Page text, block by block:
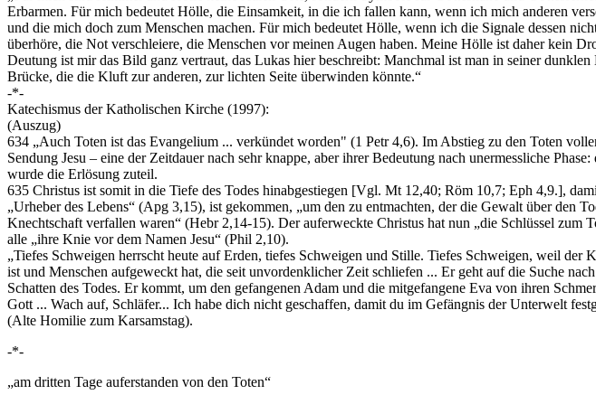
Erbarmen. Für mich bedeutet Hölle, die Einsamkeit, in die ich fallen kann, wenn ich mich anderen
und die mich doch zum Menschen machen. Für mich bedeutet Hölle, wenn ich die Signale dessen
überhöre, die Not verschleiere, die Menschen vor meinen Augen haben. Meine Hölle ist daher kein
Deutung ist mir das Bild ganz vertraut, das Lukas hier beschreibt: Manchmal ist man in seiner
Brücke, die die Kluft zur anderen, zur lichten Seite überwinden könnte.“
-*-
Katechismus der Katholischen Kirche (1997):
(Auszug)
634 „Auch Toten ist das Evangelium ... verkündet worden" (1 Petr 4,6). Im Abstieg zu den Toten
Sendung Jesu – eine der Zeitdauer nach sehr knappe, aber ihrer Bedeutung nach unermessliche
wurde die Erlösung zuteil.
635 Christus ist somit in die Tiefe des Todes hinabgestiegen [Vgl. Mt 12,40; Röm 10,7; Eph 4,9.],
„Urheber des Lebens“ (Apg 3,15), ist gekommen, „um den zu entmachten, der die Gewalt über
Knechtschaft verfallen waren“ (Hebr 2,14-15). Der auferweckte Christus hat nun „die Schlüssel
alle „ihre Knie vor dem Namen Jesu“ (Phil 2,10).
„Tiefes Schweigen herrscht heute auf Erden, tiefes Schweigen und Stille. Tiefes Schweigen, weil
ist und Menschen aufgeweckt hat, die seit unvordenklicher Zeit schliefen ... Er geht auf die Suche
Schatten des Todes. Er kommt, um den gefangenen Adam und die mitgefangene Eva von ihren
Gott ... Wach auf, Schläfer... Ich habe dich nicht geschaffen, damit du im Gefängnis der Unterwelt
(Alte Homilie zum Karsamstag).
-*-
„am dritten Tage auferstanden von den Toten“